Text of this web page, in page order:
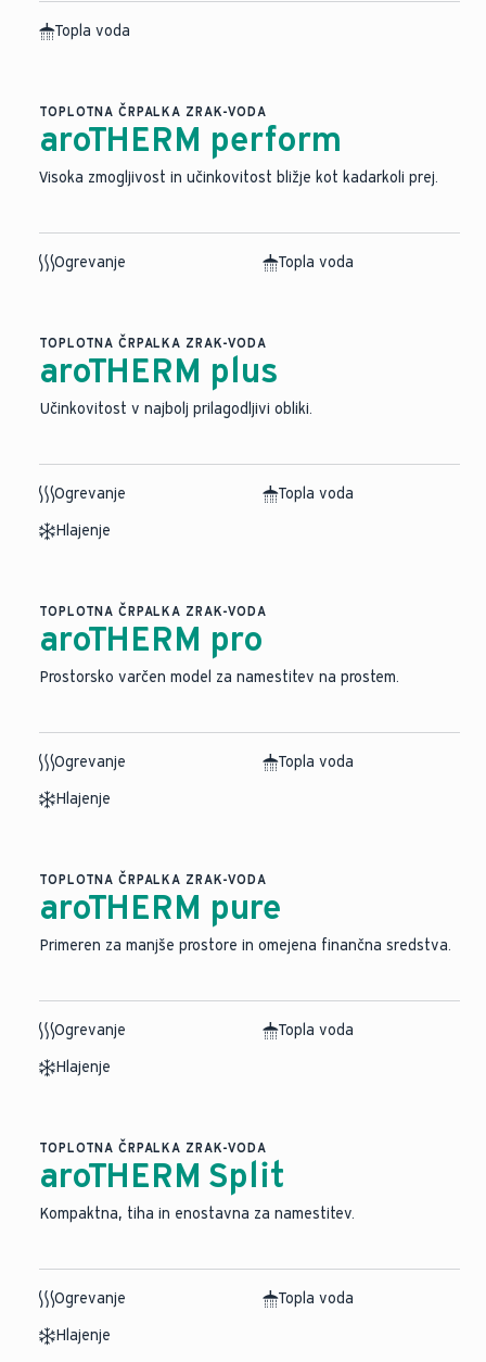
Topla voda
TOPLOTNA ČRPALKA ZRAK-VODA
aroTHERM perform
Visoka zmogljivost in učinkovitost bližje kot kadarkoli prej.
Ogrevanje Topla voda
TOPLOTNA ČRPALKA ZRAK-VODA
aroTHERM plus
Učinkovitost v najbolj prilagodljivi obliki.
Ogrevanje
Topla voda
Hlajenje
TOPLOTNA ČRPALKA ZRAK-VODA
aroTHERM pro
Prostorsko varčen model za namestitev na prostem.
Ogrevanje
Topla voda
Hlajenje
TOPLOTNA ČRPALKA ZRAK-VODA
aroTHERM pure
Primeren za manjše prostore in omejena finančna sredstva.
Ogrevanje
Topla voda
Hlajenje
TOPLOTNA ČRPALKA ZRAK-VODA
aroTHERM Split
⁠Kompaktna, tiha in enostavna za namestitev.
Ogrevanje
Topla voda
Hlajenje